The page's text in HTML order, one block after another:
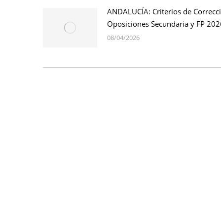
ANDALUCÍA: Criterios de
Oposiciones Secundaria y FP
08/04/2026